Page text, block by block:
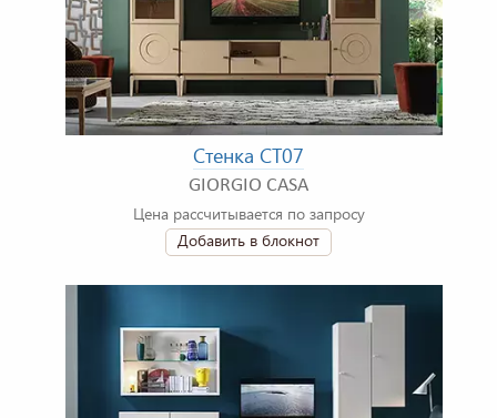
Стенка CT07
GIORGIO CASA
Цена рассчитывается по запросу
Добавить в блокнот